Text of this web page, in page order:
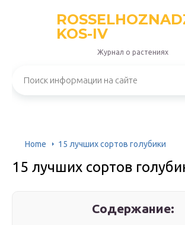
KOS-IV
Журнал о растениях
Home 15 лучших сортов голубики
15 лучших сортов
Содержание: